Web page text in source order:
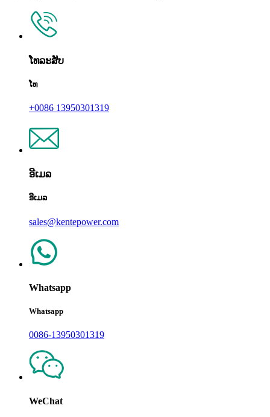
ໂທລະສັບ
ໂທ
+0086 13950301319
ອີເມລ
ອີເມລ
sales@kentepower.com
Whatsapp
Whatsapp
0086-13950301319
WeChat